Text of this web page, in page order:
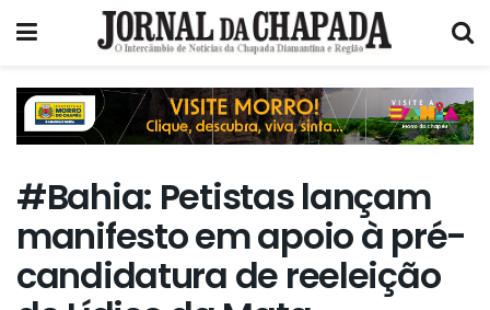
#Bahia: Petistas lançam
manifesto em apoio à pré-
candidatura de reeleição